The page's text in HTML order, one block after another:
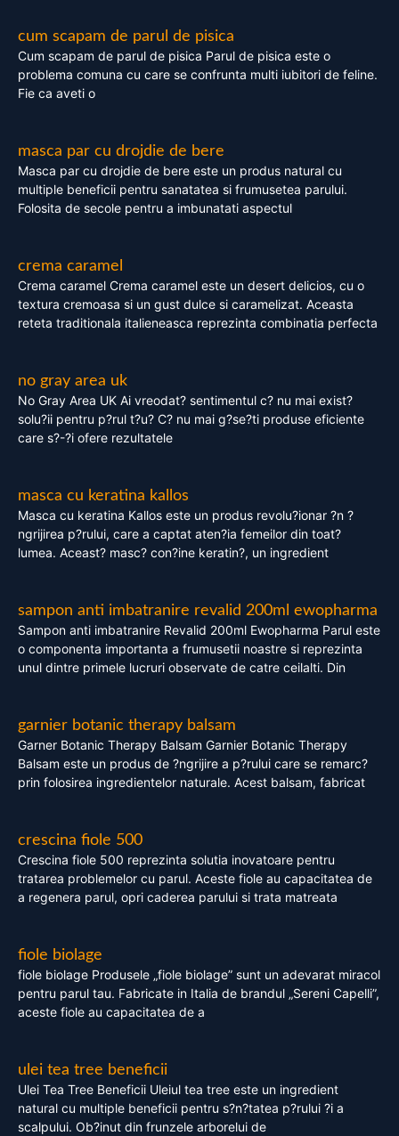
cum scapam de parul de pisica
Cum scapam de parul de pisica Parul de pisica este o
problema comuna cu care se confrunta multi iubitori de feline.
Fie ca aveti o
masca par cu drojdie de bere
Masca par cu drojdie de bere este un produs natural cu
multiple beneficii pentru sanatatea si frumusetea parului.
Folosita de secole pentru a imbunatati aspectul
crema caramel
Crema caramel Crema caramel este un desert delicios, cu o
textura cremoasa si un gust dulce si caramelizat. Aceasta
reteta traditionala italieneasca reprezinta combinatia perfecta
no gray area uk
No Gray Area UK Ai vreodat? sentimentul c? nu mai exist?
solu?ii pentru p?rul t?u? C? nu mai g?se?ti produse eficiente
care s?-?i ofere rezultatele
masca cu keratina kallos
Masca cu keratina Kallos este un produs revolu?ionar ?n ?
ngrijirea p?rului, care a captat aten?ia femeilor din toat?
lumea. Aceast? masc? con?ine keratin?, un ingredient
sampon anti imbatranire revalid 200ml ewopharma
Sampon anti imbatranire Revalid 200ml Ewopharma Parul este
o componenta importanta a frumusetii noastre si reprezinta
unul dintre primele lucruri observate de catre ceilalti. Din
garnier botanic therapy balsam
Garner Botanic Therapy Balsam Garnier Botanic Therapy
Balsam este un produs de ?ngrijire a p?rului care se remarc?
prin folosirea ingredientelor naturale. Acest balsam, fabricat
crescina fiole 500
Crescina fiole 500 reprezinta solutia inovatoare pentru
tratarea problemelor cu parul. Aceste fiole au capacitatea de
a regenera parul, opri caderea parului si trata matreata
fiole biolage
fiole biolage Produsele „fiole biolage” sunt un adevarat miracol
pentru parul tau. Fabricate in Italia de brandul „Sereni Capelli”,
aceste fiole au capacitatea de a
ulei tea tree beneficii
Ulei Tea Tree Beneficii Uleiul tea tree este un ingredient
natural cu multiple beneficii pentru s?n?tatea p?rului ?i a
scalpului. Ob?inut din frunzele arborelui de